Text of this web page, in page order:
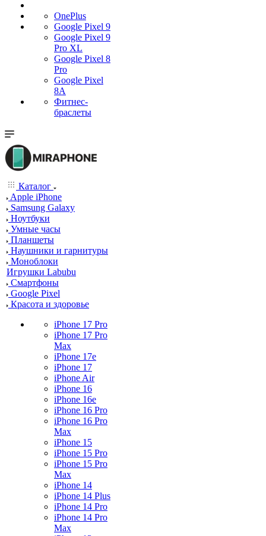
OnePlus
Google Pixel 9
Google Pixel 9
Pro XL
Google Pixel 8
Pro
Google Pixel
8A
Фитнес-
браслеты
Каталог
Apple iPhone
Samsung Galaxy
Ноутбуки
Умные часы
Планшеты
Наушники и гарнитуры
Моноблоки
Игрушки Labubu
Смартфоны
Google Pixel
Красота и здоровье
iPhone 17 Pro
iPhone 17 Pro
Max
iPhone 17e
iPhone 17
iPhone Air
iPhone 16
iPhone 16e
iPhone 16 Pro
iPhone 16 Pro
Max
iPhone 15
iPhone 15 Pro
iPhone 15 Pro
Max
iPhone 14
iPhone 14 Plus
iPhone 14 Pro
iPhone 14 Pro
Max